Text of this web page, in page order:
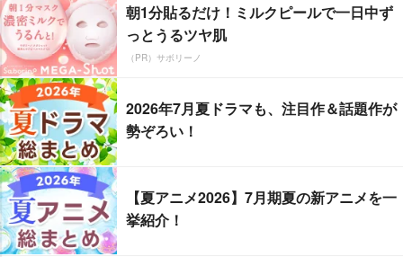
朝1分貼るだけ！ミルクピールで一日中ず
っとうるツヤ肌
（PR）サボリーノ
2026年7月夏ドラマも、注目作＆話題作が
勢ぞろい！
【夏アニメ2026】7月期夏の新アニメを一
挙紹介！